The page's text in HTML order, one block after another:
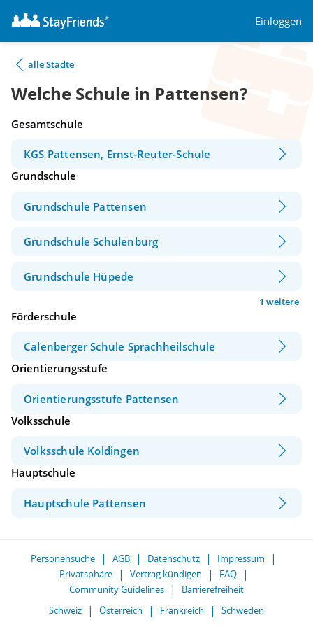
Einloggen
alle Städte
Welche Schule in Pattensen?
Gesamtschule
KGS Pattensen, Ernst-Reuter-Schule
Grundschule
Grundschule Pattensen
Grundschule Schulenburg
Grundschule Hüpede
1 weitere
Förderschule
Calenberger Schule Sprachheilschule
Orientierungsstufe
Orientierungsstufe Pattensen
Volksschule
Volksschule Koldingen
Hauptschule
Hauptschule Pattensen
Personensuche AGB Datenschutz
Impressum
Privatsphäre
Vertrag kündigen
FAQ
Community Guidelines
Barrierefreiheit
Schweiz
Österreich Frankreich Schweden